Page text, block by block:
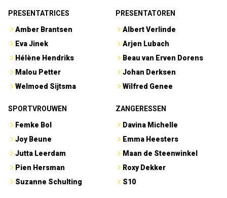
PRESENTATRICES
Amber Brantsen
Eva Jinek
Hélène Hendriks
Malou Petter
Welmoed Sijtsma
PRESENTATOREN
Albert Verlinde
Arjen Lubach
Beau van Erven Dorens
Johan Derksen
Wilfred Genee
SPORTVROUWEN
Femke Bol
Joy Beune
Jutta Leerdam
Pien Hersman
Suzanne Schulting
ZANGERESSEN
Davina Michelle
Emma Heesters
Maan de Steenwinkel
Roxy Dekker
S10